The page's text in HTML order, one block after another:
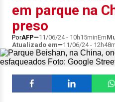
em parque na
preso
PorAFP 11/06/24 - 10h15minEm
Atualizado em
11/06/24 -